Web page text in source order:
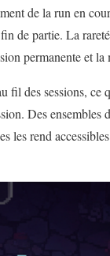
de la run en
de partie. La
permanente et
fil des sessions,
Des ensembles
les rend